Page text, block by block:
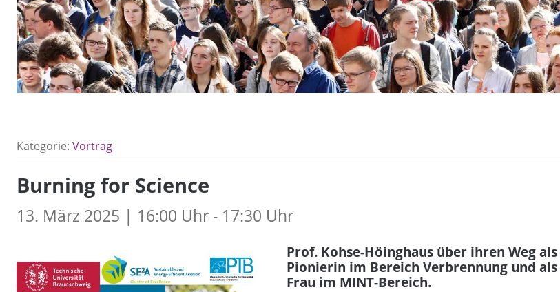
Kategorie: Vortrag
Burning for Science
13. März 2025 | 16:00 Uhr - 17:30 Uhr
Prof. Kohse-Höinghaus über ihren Weg als
Pionierin im Bereich Verbrennung und als
Frau im MINT-Bereich.